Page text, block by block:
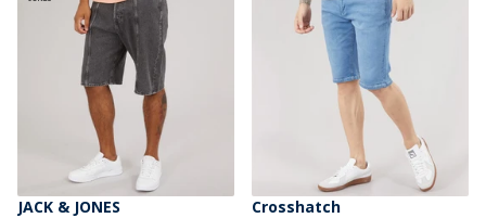
JACK & JONES
Crosshatch